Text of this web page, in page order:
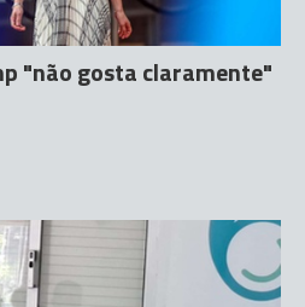
"não gosta claramente"